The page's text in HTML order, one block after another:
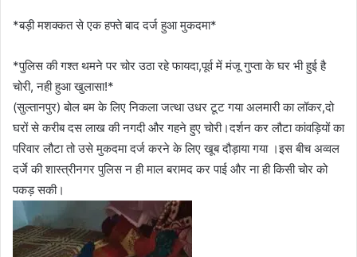
*बड़ी मशक्कत से एक हफ्ते बाद दर्ज हुआ मुकदमा*
*पुलिस की गश्त थमने पर चोर उठा रहे फायदा,पूर्व में मंजू गुप्ता के घर भी हुई है
चोरी, नही हुआ खुलासा!*
(सुल्तानपुर) बोल बम के लिए निकला जत्था उधर टूट गया अलमारी का लॉकर,दो
घरों से करीब दस लाख की नगदी और गहने हुए चोरी।दर्शन कर लौटा कांवड़ियों का
परिवार लौटा तो उसे मुकदमा दर्ज करने के लिए खूब दौड़ाया गया ।इस बीच अव्वल
दर्जे की शास्त्रीनगर पुलिस न ही माल बरामद कर पाई और ना ही किसी चोर को
पकड़ सकी।